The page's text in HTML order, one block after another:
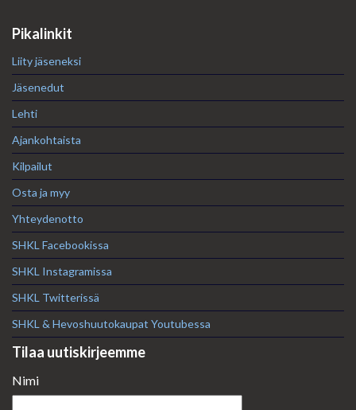
Pikalinkit
Liity jäseneksi
Jäsenedut
Lehti
Ajankohtaista
Kilpailut
Osta ja myy
Yhteydenotto
SHKL Facebookissa
SHKL Instagramissa
SHKL Twitterissä
SHKL & Hevoshuutokaupat Youtubessa
Tilaa uutiskirjeemme
Nimi